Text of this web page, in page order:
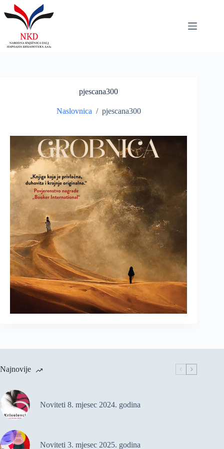
to
content
pjescana300
Naslovnica / pjescana300
Najnovije
Noviteti 8. mjesec 2024. godina
Noviteti 3. mjesec 2025. godina